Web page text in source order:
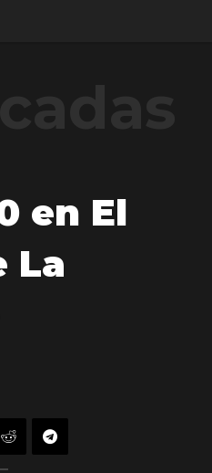
en El
La